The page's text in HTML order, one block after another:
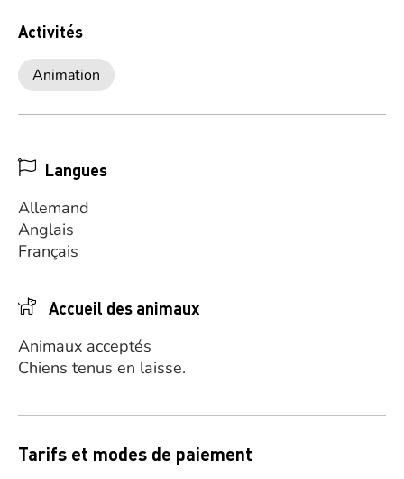
Activités
Animation
Langues
Allemand
Anglais
Français
Accueil des animaux
Animaux acceptés
Chiens tenus en laisse.
Tarifs et modes de paiement